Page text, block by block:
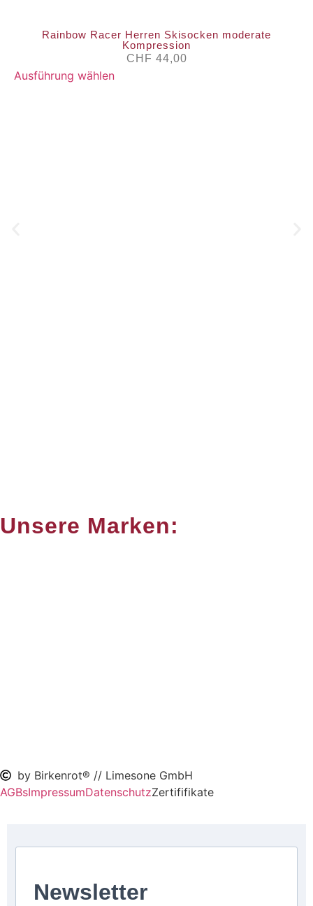
Rainbow Racer Herren Skisocken moderate
Kompression
CHF 44,00
Ausführung wählen
Unsere Marken:
by Birkenrot® // Limesone GmbH
AGBsImpressumDatenschutzZertififikate
Newsletter